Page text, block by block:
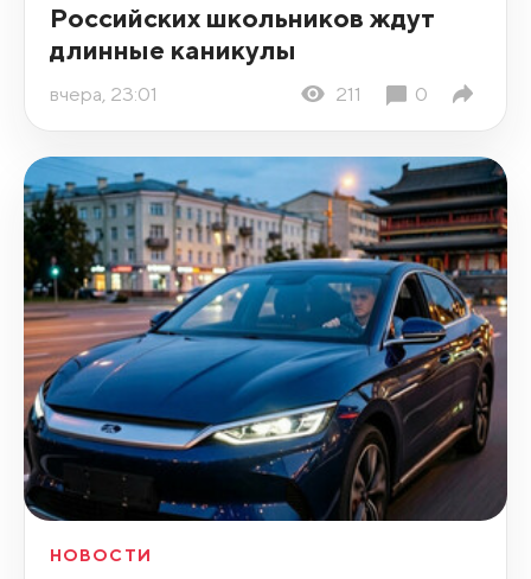
Российских школьников ждут
длинные каникулы
вчера, 23:01 211 0
НОВОСТИ